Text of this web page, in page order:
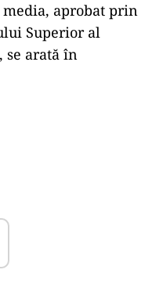
aprobat prin
Superior al
se arată în